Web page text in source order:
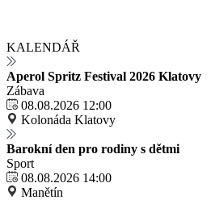
KALENDÁŘ
Aperol Spritz Festival 2026 Klatovy
Zábava
08.08.2026 12:00
Kolonáda Klatovy
Barokní den pro rodiny s dětmi
Sport
08.08.2026 14:00
Manětín